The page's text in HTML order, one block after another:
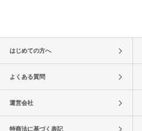
はじめての方へ
よくある質問
運営会社
特商法に基づく表記